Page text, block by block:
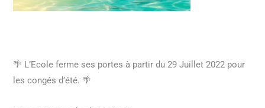
🌴 L’Ecole ferme ses portes à partir du 29 Juillet 2022 pour
les congés d’été. 🌴